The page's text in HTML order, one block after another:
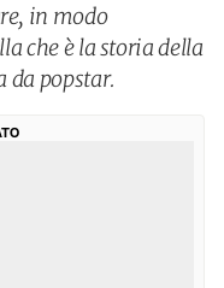
in modo
che è la storia della
da popstar.